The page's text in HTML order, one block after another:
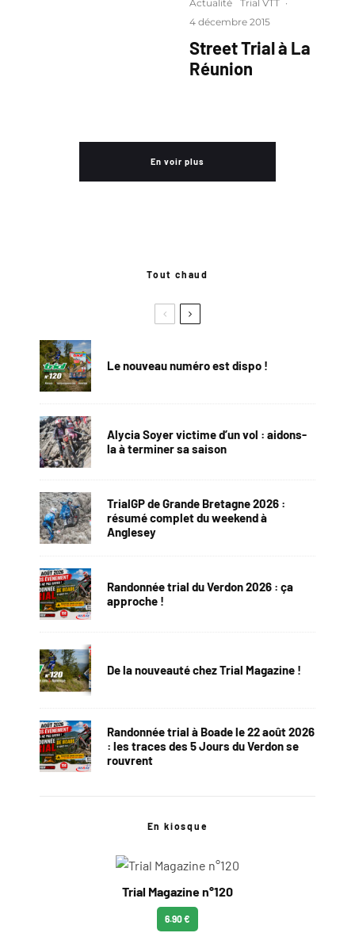
Actualité Trial VTT ·
4 décembre 2015
Street Trial à La
Réunion
En voir plus
Tout chaud
Le nouveau numéro est dispo !
Alycia Soyer victime d’un vol : aidons-
la à terminer sa saison
TrialGP de Grande Bretagne 2026 :
résumé complet du weekend à
Anglesey
Randonnée trial du Verdon 2026 : ça
approche !
De la nouveauté chez Trial Magazine !
Randonnée trial à Boade le 22 août 2026
: les traces des 5 Jours du Verdon se
rouvrent
En kiosque
Trial Magazine n°120
6.90 €